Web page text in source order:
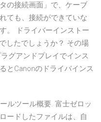
の接続画面」で、ケーブ
ても、接続ができていな
。 ドライバーインストー
したでしょうか？ その場
グアンドプレイでインス
とCanonのドライバインス
ルツール概要. 富士ゼロッ
ードしたファイルは、自